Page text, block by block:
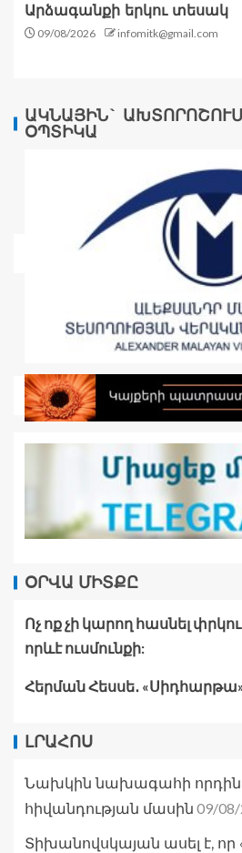
Արձագանքի երկու տեսակ
09/08/2026 infomitk@gmail.com
ԱԿՆԱՅԻՆ`
ՕՊՏԻԿԱ
ՕՐՎԱ ՄԻՏՔԸ
Ոչ ոք չի կարող հասնել
որևէ ուսմունքի:
Հերման Հեսսե․
ԼՐԱՀՈՍ
Նախկին նախագահի որդին
հիվանդության մասին 09/08/
Տիխանովսկայան ասել է,